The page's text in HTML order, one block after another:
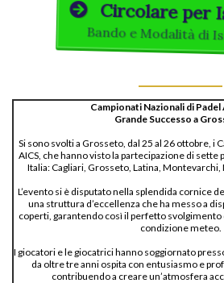
Circolare per
Bando e Modalità di
Campionati Nazionali di Padel
Grande Successo a
Si sono svolti a Grosseto, dal 25 al 26 ottobre, i
AICS, che hanno visto la partecipazione di
Italia: Cagliari, Grosseto, Latina, Montevarchi,
L’evento si è disputato nella splendida cornice
una struttura d’eccellenza che ha messo a
coperti, garantendo così il perfetto
condizione meteo.
I giocatori e le giocatrici hanno soggiornato
da oltre tre anni ospita con entusiasmo e
contribuendo a creare un’atmosfera